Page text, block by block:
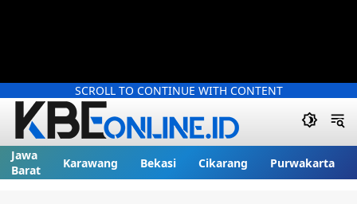
SCROLL TO CONTINUE WITH CONTENT
Jawa
Barat
Karawang Bekasi Cikarang Purwakarta